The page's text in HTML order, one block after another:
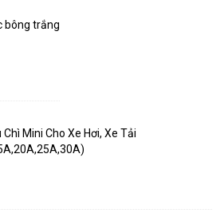
bông trắng
Mini Cho Xe Hơi, Xe Tải